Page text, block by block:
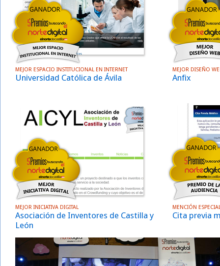
MEJOR ESPACIO INSTITUCIONAL EN INTERNET
Universidad Católica de Ávila
MEJOR DISEÑO
Anfix
MEJOR INICIATIVA DIGITAL
Asociación de Inventores de Castilla y
León
MENCIÓN
Cita previa